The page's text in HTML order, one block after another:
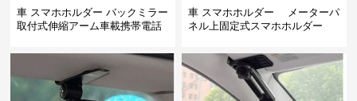
車 スマホホルダー バックミラー
取付式伸縮アーム車載携帯電話
車 スマホホルダー メーターパ
ネル上固定式スマホホルダー